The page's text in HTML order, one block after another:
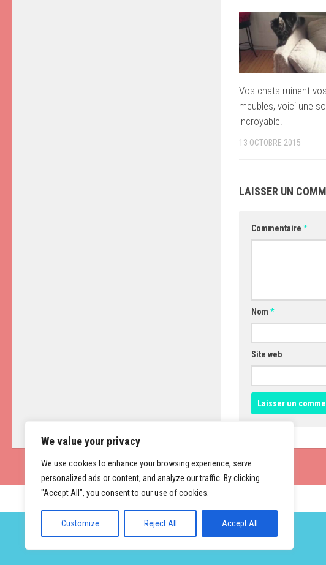
We value your privacy
We use cookies to enhance your browsing experience, serve
personalized ads or content, and analyze our traffic. By clicking
"Accept All", you consent to our use of cookies.
Customize Reject All Accept All
Vos chats ruinent vos
meubles, voici une
incroyable!
13 OCTOBRE 2015
LAISSER UN
Commentaire *
Nom *
Site web